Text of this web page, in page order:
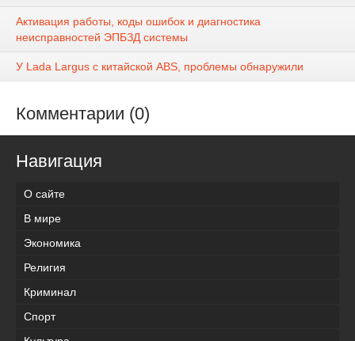
Активация работы, коды ошибок и диагностика
неисправностей ЭПБЗД системы
У Lada Largus с китайской ABS, проблемы обнаружили
Комментарии (0)
Навигация
О сайте
В мире
Экономика
Религия
Криминал
Спорт